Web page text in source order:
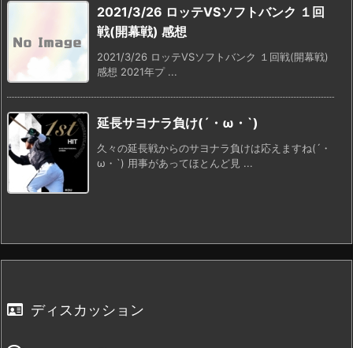
2021/3/26 ロッテVSソフトバンク １回
戦(開幕戦) 感想
2021/3/26 ロッテVSソフトバンク １回戦(開幕戦)
感想 2021年プ ...
延長サヨナラ負け(´・ω・`)
久々の延長戦からのサヨナラ負けは応えますね(´・
ω・`) 用事があってほとんど見 ...
ディスカッション